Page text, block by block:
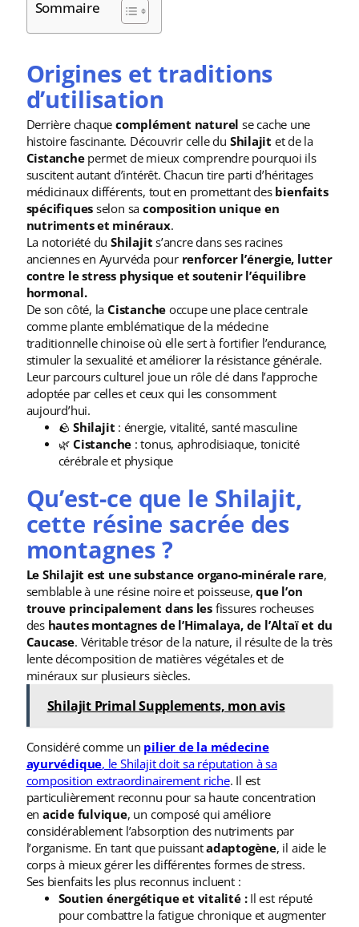
Sommaire
Origines et traditions
d’utilisation
Derrière chaquecomplément naturel se cache une
histoire fascinante. Découvrir celle du Shilajit et de la
Cistanchepermet de mieux comprendre pourquoi ils
suscitent autant d’intérêt. Chacun tire parti d’héritages
médicinaux différents, tout en promettant des bienfaits
spécifiques selon sa composition unique en
nutriments et minéraux.
La notoriété duShilajit s’ancre dans ses racines
anciennes en Ayurvéda pour renforcer l’énergie, lutter
contre le stress physique et soutenir l’équilibre
hormonal.
De son côté, laCistanche occupe une place centrale
comme plante emblématique de la médecine
traditionnelle chinoise où elle sert à fortifier l’endurance,
stimuler la sexualité et améliorer la résistance générale.
Leur parcours culturel joue un rôle clé dans l’approche
adoptée par celles et ceux qui les consomment
aujourd’hui.
🪨Shilajit : énergie, vitalité, santé masculine
🌿Cistanche : tonus, aphrodisiaque, tonicité
cérébrale et physique
Qu’est-ce que le Shilajit,
cette résine sacrée des
montagnes ?
Le Shilajit est une substance organo-minérale rare,
semblable à une résine noire et poisseuse,que l’on
trouve principalement dans lesfissures rocheuses
des hautes montagnes de l’Himalaya, de l’Altaï et du
Caucase. Véritable trésor de la nature, il résulte de la très
lente décomposition de matières végétales et de
minéraux sur plusieurs siècles.
Shilajit Primal Supplements, mon avis
Considéré comme un pilier de la médecine
ayurvédique, le Shilajit doit sa réputation à sa
composition extraordinairement riche. Il est
particulièrement reconnu pour sa haute concentration
en acide fulvique, un composé qui améliore
considérablement l’absorption des nutriments par
l’organisme. En tant que puissantadaptogène, il aide le
corps à mieux gérer les différentes formes de stress.
Ses bienfaits les plus reconnus incluent :
Soutien énergétique et vitalité :Il est réputé
pour combattre la fatigue chronique et augmenter